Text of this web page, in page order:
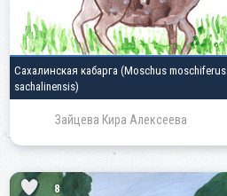
Сахалинская кабарга (Moschus moschiferus
sachalinensis)
Зайцева Кира Алексеева
8